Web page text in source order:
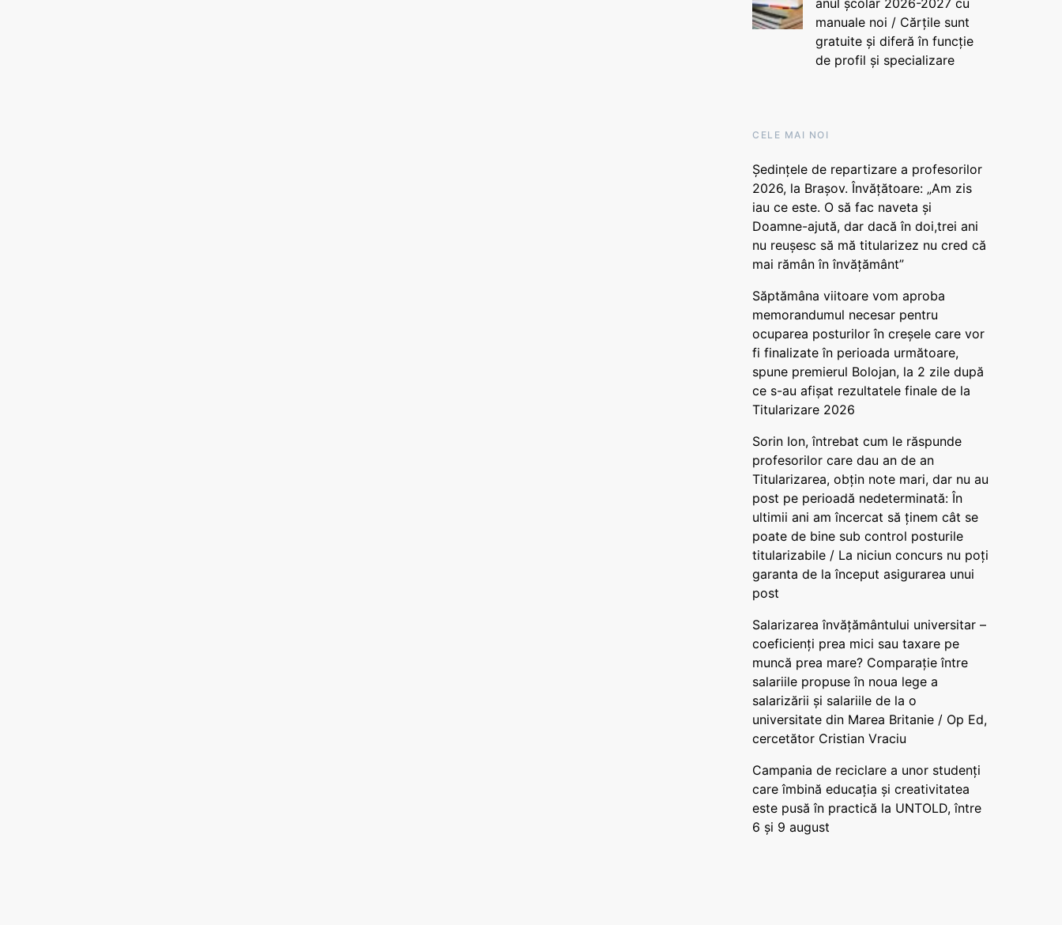
anul școlar 2026-2027 cu
manuale noi / Cărțile sunt
gratuite și diferă în funcție
de profil și specializare
CELE MAI NOI
Ședințele de repartizare a profesorilor
2026, la Brașov. Învățătoare: „Am zis
iau ce este. O să fac naveta și
Doamne-ajută, dar dacă în doi,trei ani
nu reușesc să mă titularizez nu cred că
mai rămân în învățământ”
Săptămâna viitoare vom aproba
memorandumul necesar pentru
ocuparea posturilor în creșele care vor
fi finalizate în perioada următoare,
spune premierul Bolojan, la 2 zile după
ce s-au afișat rezultatele finale de la
Titularizare 2026
Sorin Ion, întrebat cum le răspunde
profesorilor care dau an de an
Titularizarea, obțin note mari, dar nu au
post pe perioadă nedeterminată: În
ultimii ani am încercat să ținem cât se
poate de bine sub control posturile
titularizabile / La niciun concurs nu poți
garanta de la început asigurarea unui
post
Salarizarea învățământului universitar –
coeficienți prea mici sau taxare pe
muncă prea mare? Comparație între
salariile propuse în noua lege a
salarizării și salariile de la o
universitate din Marea Britanie / Op Ed,
cercetător Cristian Vraciu
Campania de reciclare a unor studenți
care îmbină educația și creativitatea
este pusă în practică la UNTOLD, între
6 și 9 august